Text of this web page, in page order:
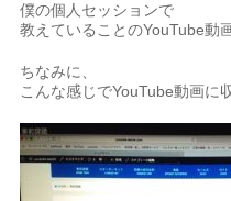
僕の個人セッションで
教えていることのYouTube動
ちなみに、
こんな感じでYouTube動画に